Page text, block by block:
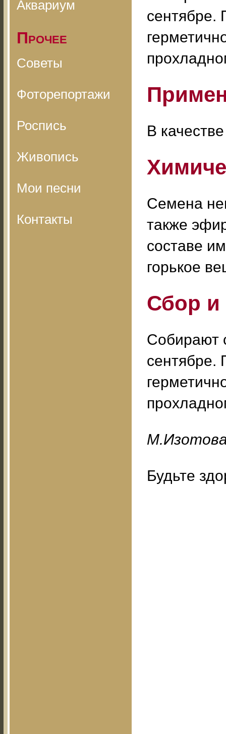
Аквариум
Прочее
Советы
Фоторепортажи
Роспись
Живопись
Мои песни
Контакты
сентябре.
В
Семена
также
составе
горькое
Сбор и
Собирают
сентябре.
Будьте